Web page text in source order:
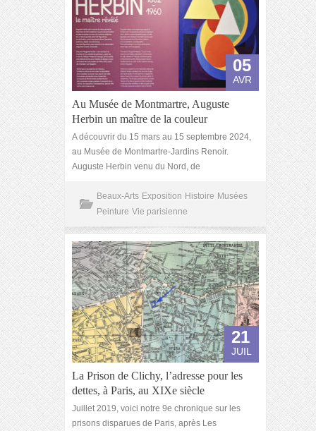
05
AVR
Au Musée de Montmartre, Auguste
Herbin un maître de la couleur
A découvrir du 15 mars au 15 septembre 2024,
au Musée de Montmartre-Jardins Renoir.
Auguste Herbin venu du Nord, de
Beaux-Arts Exposition Histoire Musées
Peinture Vie parisienne
21
JUIL
La Prison de Clichy, l’adresse pour les
dettes, à Paris, au XIXe siècle
Juillet 2019, voici notre 9e chronique sur les
prisons disparues de Paris, après Les